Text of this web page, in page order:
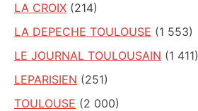
LA CROIX (214)
LA DEPECHE TOULOUSE (1 553)
LE JOURNAL TOULOUSAIN (1 411)
LEPARISIEN (251)
TOULOUSE (2 000)